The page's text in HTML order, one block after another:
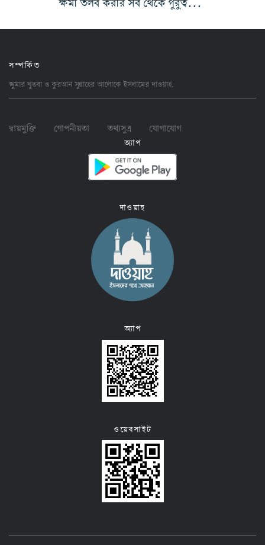
সম্পর্কিত
জুমার খুতবা ও কুরআন সুন্নাহের আলোকে ইসলামের দাওয়াহ.
দ্বায়মুক্তি গোপনীয়তা তথ্যসুত্র যোগাযোগ
অ্যাপ
দাওয়াহ
অ্যাপ
ওয়েবসাইট